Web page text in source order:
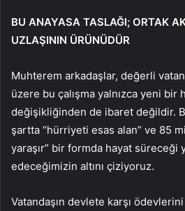
BU ANAYASA TASLAĞI; ORTAK
UZLAŞININ ÜRÜNÜDÜR
Muhterem arkadaşlar, değerli
üzere bu çalışma yalnızca yeni bir
değişikliğinden de ibaret değildir.
şartta “hürriyeti esas alan” ve 85
yaraşır” bir formda hayat süreceği
edeceğimizin altını çiziyoruz.
Vatandaşın devlete karşı